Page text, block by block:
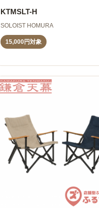
KTMSLT-H
SOLOIST HOMURA
15,000円対象